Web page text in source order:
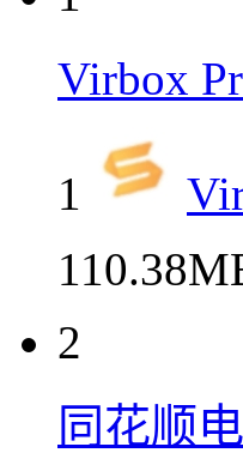
Virbox
1
2
同花顺